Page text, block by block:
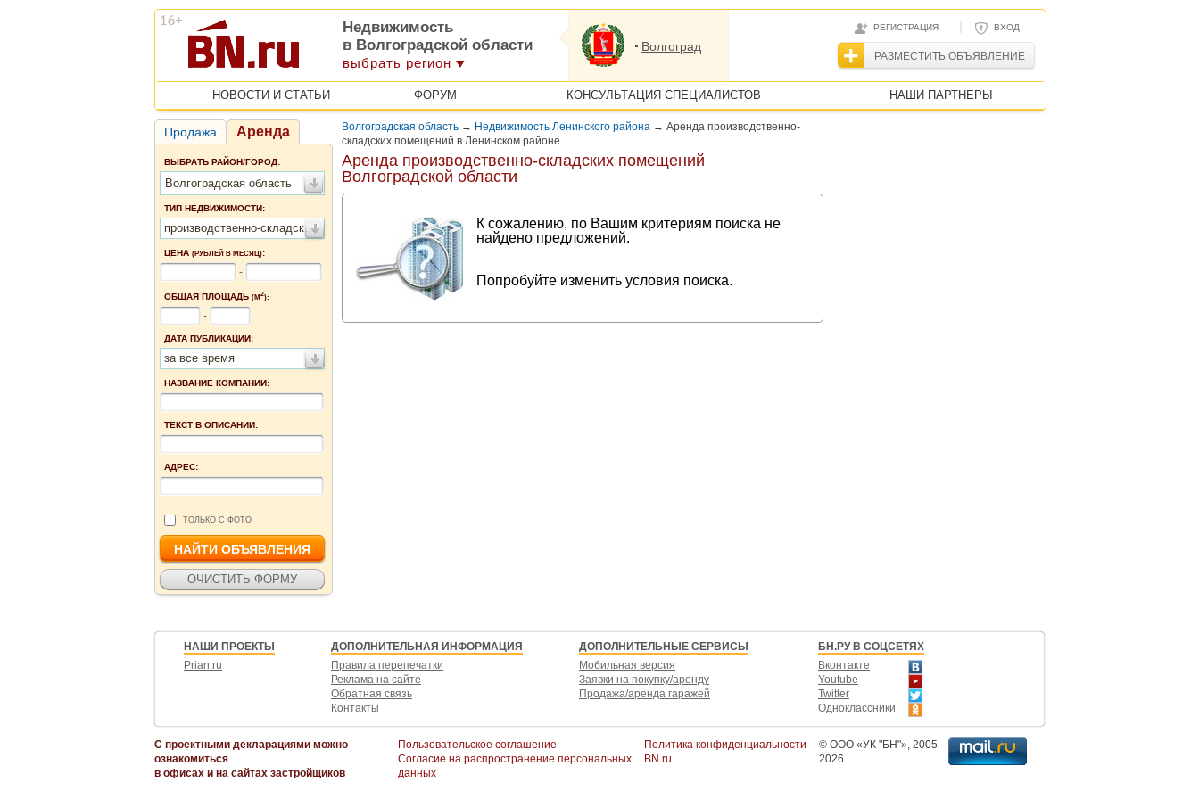
РЕГИСТРАЦИЯ | ВХОД
РАЗМЕСТИТЬ ОБЪЯВЛЕНИЕ
Недвижимость
в Волгоградской области
выбрать регион
Волгоград
НОВОСТИ И СТАТЬИ ФОРУМ КОНСУЛЬТАЦИЯ СПЕЦИАЛИСТОВ НАШИ ПАРТНЕРЫ
Продажа Аренда
ВЫБРАТЬ РАЙОН/ГОРОД:
Волгоградская область
ТИП НЕДВИЖИМОСТИ:
производственно-складские помещения
ЦЕНА (РУБЛЕЙ В МЕСЯЦ):
-
ОБЩАЯ ПЛОЩАДЬ (М2):
-
ДАТА ПУБЛИКАЦИИ:
за все время
НАЗВАНИЕ КОМПАНИИ:
ТЕКСТ В ОПИСАНИИ:
АДРЕС:
ТОЛЬКО С ФОТО
Волгоградская область → Недвижимость Ленинского района → Аренда производственно-
складских помещений в Ленинском районе
Аренда производственно-складских помещений
Волгоградской области
К сожалению, по Вашим критериям поиска не
найдено предложений.
Попробуйте изменить условия поиска.
НАШИ ПРОЕКТЫ
Prian.ru
ДОПОЛНИТЕЛЬНАЯ ИНФОРМАЦИЯ
Правила перепечатки
Реклама на сайте
Обратная связь
Контакты
ДОПОЛНИТЕЛЬНЫЕ СЕРВИСЫ
Мобильная версия
Заявки на покупку/аренду
Продажа/аренда гаражей
БН.РУ В СОЦСЕТЯХ
Вконтакте
Youtube
Twitter
Одноклассники
С проектными декларациями можно
ознакомиться
в офисах и на сайтах застройщиков
Пользовательское соглашение
Согласие на распространение персональных
данных
Политика конфиденциальности
BN.ru
© ООО «УК "БН"» , 2005-
2026